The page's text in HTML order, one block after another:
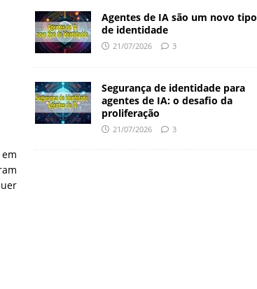
Agentes de IA são um novo tipo
de identidade
21/07/2026 3
Segurança de identidade para
agentes de IA: o desafio da
proliferação
21/07/2026 3